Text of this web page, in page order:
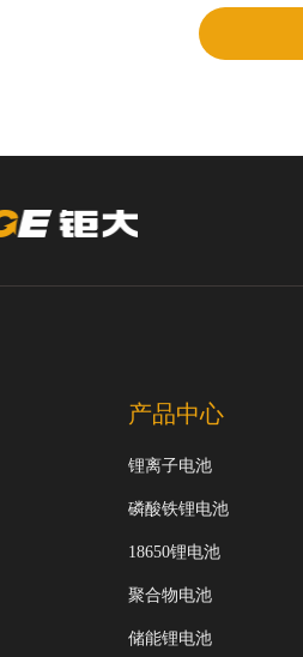
产品中心
锂离子电池
磷酸铁锂电池
18650锂电池
聚合物电池
储能锂电池